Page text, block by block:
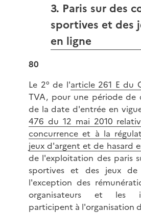
3. Paris sur des
sportives et des
en ligne
80
Le 2° de l'article 261 E du
TVA, pour une période de
de la date d'entrée en
476 du 12 mai 2010
concurrence et à la
jeux d'argent et de hasard
de l'exploitation des paris
sportives et des jeux
l'exception des
organisateurs et les
participent à l'organisation